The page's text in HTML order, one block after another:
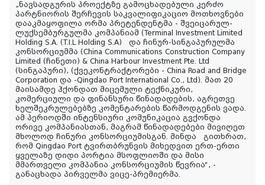
„ნავსადგურის პროექტზე გამოცხადებული კერძო
პარტნიორის შერჩევის საკვალიფიკაციო მოთხოვნები
დააკმაყოფილა ორმა პრეტენდენტმა - შვეიცარულ-
ლუქსემბურგულმა კომპანიამ (Terminal Investment Limited
Holding S.A. (T.I.L Holding S.A) და ჩინურ-სინგაპურულმა
კონსორციუმმა (China Communications Construction Company
Limited (ჩინეთი) & China Harbour Investment Pte. Ltd
(სინგაპური), (ქვეკონტრაქტორები - China Road and Bridge
Corporation და -Qingdao Port International Co., Ltd). მათ 20
მაისამდე ჰქონდათ მიცემული ტექნიკური,
კომერციული და ფინანსური წინადადების, აგრეთვე
ხელშეკრულებებზე კომენტარების წარმოდგენის ვადა.
ამ პერიოდში ინტენსიური კომუნიკაცია გვქონდა
ორივე კომპანიასთან, მაგრამ წინადადებები მივიღეთ
მხოლოდ ჩინური კონსორციუმისგან. მინდა გითხრათ,
რომ Qingdao Port ტვირთბრუნვის მიხედვით ერთ-ერთი
ყველაზე დიდი პორტია მსოფლიოში და მისი
მმართველი კომპანია კონსორციუმის წევრია“, -
განაცხადა პირველმა ვიცე-პრემიერმა.